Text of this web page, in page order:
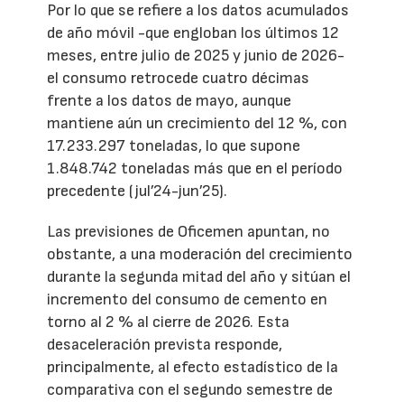
Por lo que se refiere a los datos acumulados
de año móvil -que engloban los últimos 12
meses, entre julio de 2025 y junio de 2026-
el consumo retrocede cuatro décimas
frente a los datos de mayo, aunque
mantiene aún un crecimiento del 12 %, con
17.233.297 toneladas, lo que supone
1.848.742 toneladas más que en el período
precedente (jul’24-jun’25).
Las previsiones de Oficemen apuntan, no
obstante, a una moderación del crecimiento
durante la segunda mitad del año y sitúan el
incremento del consumo de cemento en
torno al 2 % al cierre de 2026. Esta
desaceleración prevista responde,
principalmente, al efecto estadístico de la
comparativa con el segundo semestre de